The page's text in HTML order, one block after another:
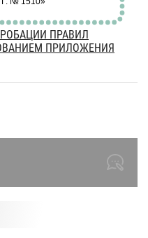
ПРАВИЛ
ПРИЛОЖЕНИЯ